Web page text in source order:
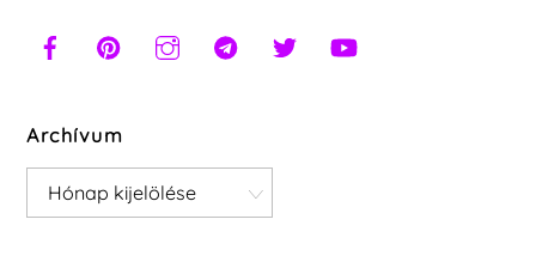
Archívum
Archívum